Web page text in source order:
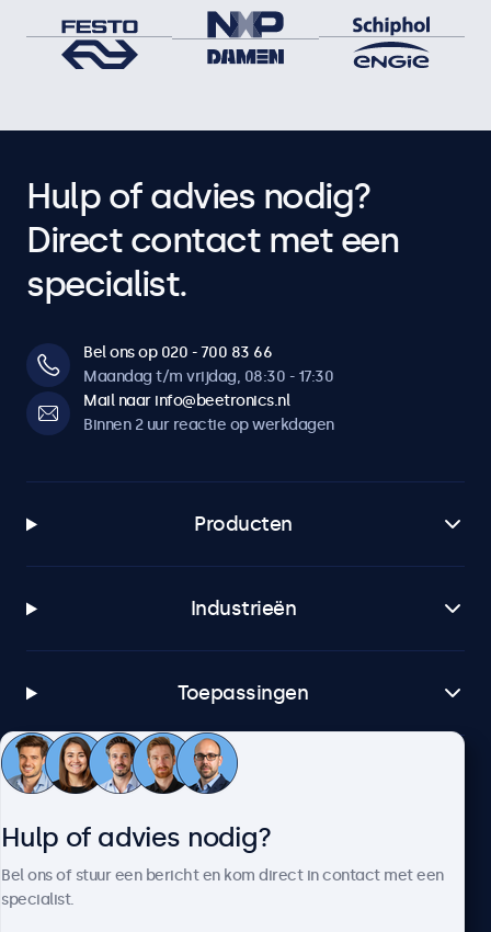
Hulp of advies nodig?
Direct contact met een
specialist.
Bel ons op 020 - 700 83 66
Maandag t/m vrijdag, 08:30 - 17:30
Mail naar info@beetronics.nl
Binnen 2 uur reactie op werkdagen
Producten
Industrieën
Toepassingen
Klantenservice
Hulp of advies nodig?
Bel ons of stuur een bericht en kom direct in contact met een
specialist.